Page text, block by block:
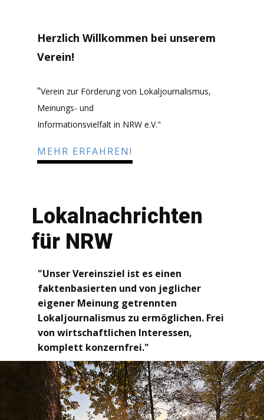
Herzlich Willkommen bei unserem
Verein!
"Verein zur Förderung von Lokaljournalismus,
Meinungs- und
Informationsvielfalt in NRW e.V."
MEHR ERFAHREN!
Lokalnachrichten
für NRW
"Unser Vereinsziel ist es einen
faktenbasierten und von jeglicher
eigener Meinung getrennten
Lokaljournalismus zu ermöglichen. Frei
von wirtschaftlichen Interessen,
komplett konzernfrei."